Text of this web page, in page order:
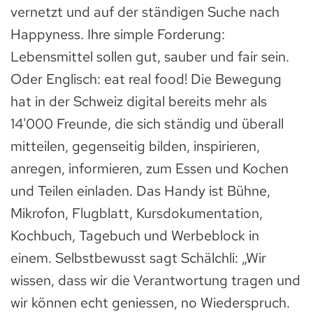
vernetzt und auf der ständigen Suche nach
Happyness. Ihre simple Forderung:
Lebensmittel sollen gut, sauber und fair sein.
Oder Englisch: eat real food! Die Bewegung
hat in der Schweiz digital bereits mehr als
14'000 Freunde, die sich ständig und überall
mitteilen, gegenseitig bilden, inspirieren,
anregen, informieren, zum Essen und Kochen
und Teilen einladen. Das Handy ist Bühne,
Mikrofon, Flugblatt, Kursdokumentation,
Kochbuch, Tagebuch und Werbeblock in
einem. Selbstbewusst sagt Schälchli: „Wir
wissen, dass wir die Verantwortung tragen und
wir können echt geniessen, no Wiederspruch.